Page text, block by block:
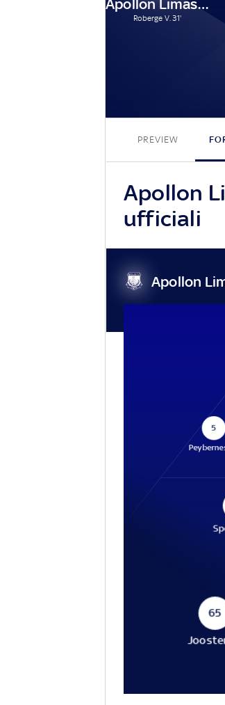
Apollon Limassol
Roberge V. 31'
PREVIEW
Apollon
ufficiali
Apollon
5
65